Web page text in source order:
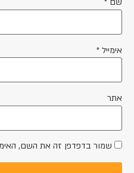
אימייל *
אתר
שמור בדפדפן זה את השם,